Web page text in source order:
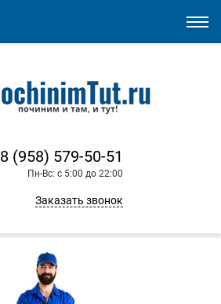
8 (958) 579-50-51
Пн-Вс: с 5:00 до 22:00
Заказать звонок